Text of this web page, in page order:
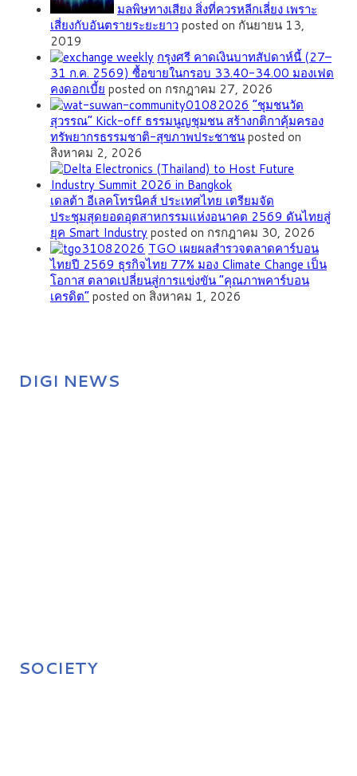
มลพิษทางเสียง สิ่งที่ควรหลีกเลี่ยง เพราะ
เสี่ยงกับอันตรายระยะยาวposted on กันยายน 13,
2019
กรุงศรี คาดเงินบาทสัปดาห์นี้ (27–
31 ก.ค. 2569) ซื้อขายในกรอบ 33.40-34.00 มองเฟด
คงดอกเบี้ย posted on กรกฎาคม 27, 2026
”ชุมชนวัด
สุวรรณ” Kick-off ธรรมนูญชุมชน สร้างกติกาคุ้มครอง
ทรัพยากรธรรมชาติ-สุขภาพประชาชนposted on
สิงหาคม 2, 2026
เดลต้า อีเลคโทรนิคส์ ประเทศไทย เตรียมจัด
ประชุมสุดยอดอุตสาหกรรมแห่งอนาคต 2569 ดันไทยสู่
ยุค Smart Industryposted on กรกฎาคม 30, 2026
TGO เผยผลสำรวจตลาดคาร์บอน
ไทยปี 2569 ธุรกิจไทย 77% มอง Climate Change เป็น
โอกาส ตลาดเปลี่ยนสู่การแข่งขัน “คุณภาพคาร์บอน
เครดิต”posted on สิงหาคม 1, 2026
DIGI NEWS
SOCIETY